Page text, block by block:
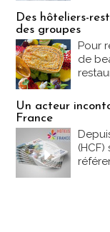
Des hôteliers-
des groupes
Pour
de
Un acteur
France